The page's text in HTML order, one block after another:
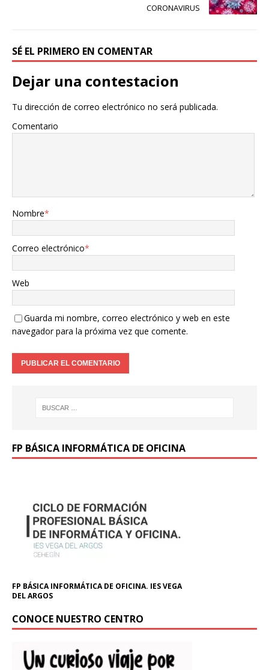
CORONAVIRUS
SÉ EL PRIMERO EN COMENTAR
Dejar una contestacion
Tu dirección de correo electrónico no será publicada.
Comentario
Nombre*
Correo electrónico*
Web
Guarda mi nombre, correo electrónico y web en este
navegador para la próxima vez que comente.
FP BÁSICA INFORMÁTICA DE OFICINA
FP BÁSICA INFORMÁTICA DE OFICINA. IES VEGA
DEL ARGOS
CONOCE NUESTRO CENTRO